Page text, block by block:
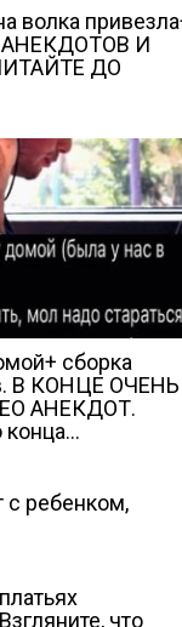
волка
И
ДО
сборка
В КОНЦЕ ОЧЕНЬ
АНЕКДОТ.
конца…
с ребенком,
что